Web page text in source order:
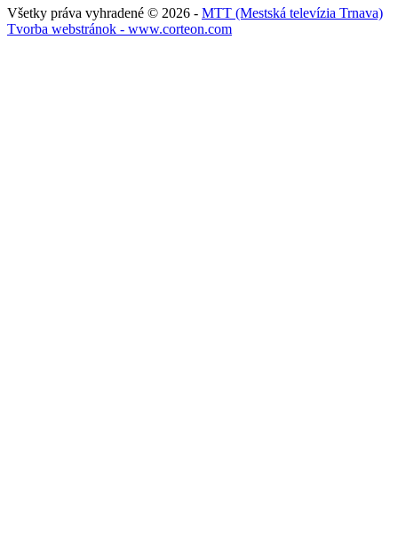
Všetky práva vyhradené © 2026 - MTT (Mestská televízia Trnava)
Tvorba webstránok - www.corteon.com